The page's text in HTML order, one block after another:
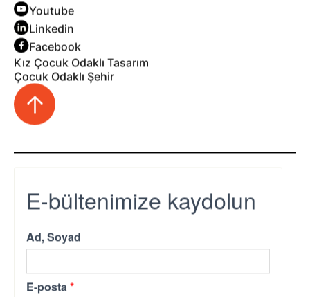
Youtube
Linkedin
Facebook
Kız Çocuk Odaklı Tasarım
Çocuk Odaklı Şehir